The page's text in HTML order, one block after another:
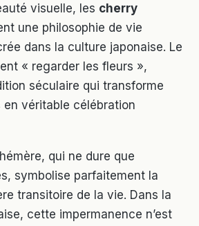
visuelle, les cherry
une philosophie de vie
dans la culture japonaise. Le
« regarder les fleurs »,
séculaire qui transforme
en véritable célébration
qui ne dure que
symbolise parfaitement la
transitoire de la vie. Dans la
cette impermanence n’est